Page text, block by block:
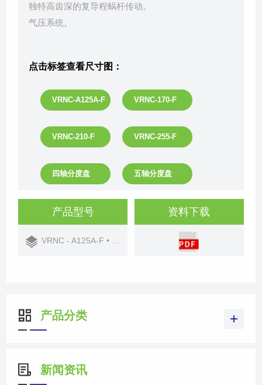
独特高齿深的复导程蜗杆传动。
气压系统。
点击标签查看尺寸图：
VRNC-A125A-F VRNC-170-F
VRNC-210-F VRNC-255-F
四轴分度盘 五轴分度盘
产品型号 资料下载
产品分类
新闻资讯